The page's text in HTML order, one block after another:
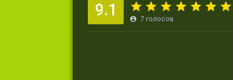
9.1 7 голосов